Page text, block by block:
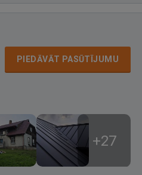
PIEDĀVĀT PASŪTĪJUMU
+27